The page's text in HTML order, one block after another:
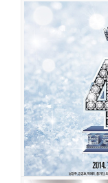
브로드웨이 42
공연일시
2017-08-05
공연장
디큐브아트
출연진
김석훈 이종
에녹전재홍 김선경